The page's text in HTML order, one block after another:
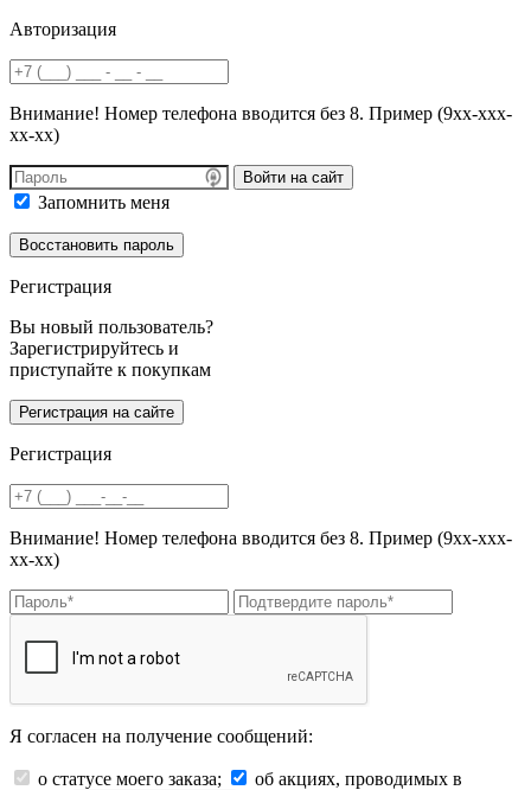
Авторизация
Внимание! Номер телефона вводится без 8. Пример (9хх-ххх-
хх-хх)
Войти на сайт
Запомнить меня
Регистрация
Вы новый пользователь?
Зарегистрируйтесь и
приступайте к покупкам
Регистрация
Внимание! Номер телефона вводится без 8. Пример (9хх-ххх-
хх-хх)
Я согласен на получение сообщений:
о статусе моего заказа;
об акциях, проводимых в